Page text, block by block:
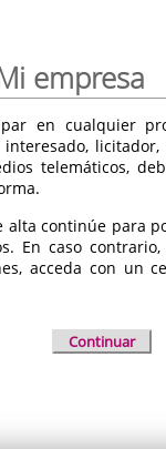
empresa
en cualquier
telemáticos,
alta continúe para
En caso
acceda con un
Continuar